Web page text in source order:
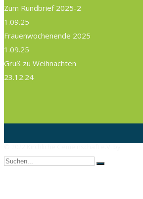
Zum Rundbrief 2025-2
1.09.25
Frauenwochenende 2025
1.09.25
Gruß zu Weihnachten
23.12.24